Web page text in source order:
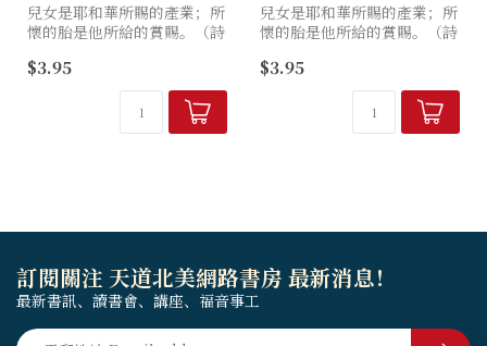
兒女是耶和華所賜的產業；所
懷的胎是他所給的賞賜。（詩
$3.95
兒女是耶和華所賜的產業；所
懷的胎是他所給的賞賜。（詩
$3.95
訂閱關注 天道北美網路書房 最新消息！
最新書訊、讀書會、講座、福音事工